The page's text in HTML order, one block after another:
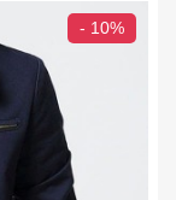
- 10%